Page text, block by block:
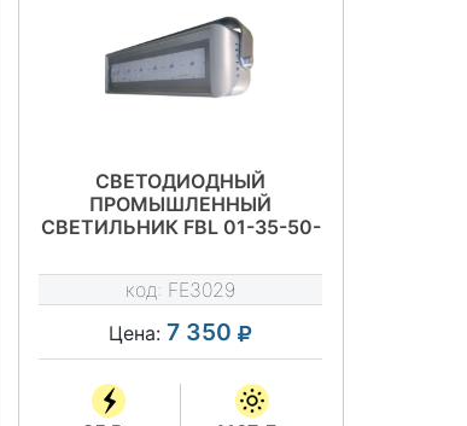
СВЕТОДИОДНЫЙ
ПРОМЫШЛЕННЫЙ
СВЕТИЛЬНИК FBL 01-35-50-
код: FE3029
Цена: 7 350